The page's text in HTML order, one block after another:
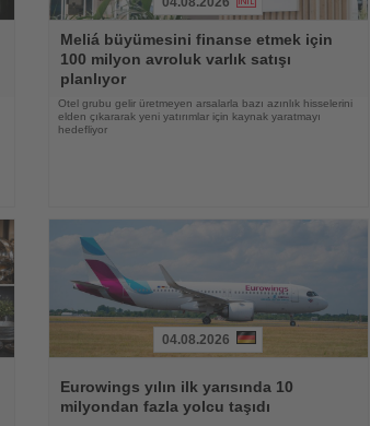
Oku
Meliá büyümesini finanse etmek için
100 milyon avroluk varlık satışı
planlıyor
Otel grubu gelir üretmeyen arsalarla bazı azınlık hisselerini
elden çıkararak yeni yatırımlar için kaynak yaratmayı
hedefliyor
Oku
04.08.2026
Eurowings yılın ilk yarısında 10
milyondan fazla yolcu taşıdı